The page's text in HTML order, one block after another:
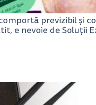
previzibil și
e nevoie de Soluții